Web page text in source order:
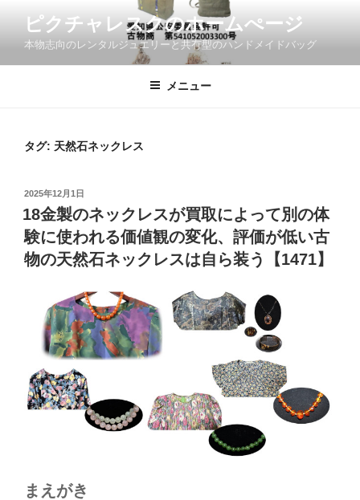
ン
ピクチャレスクのホームぺージ
本物志向のレンタルジュエリーと共有型のハンドメイドバッグ
メニュー
タグ: 天然石ネックレス
投
稿
日:
2025年12月1日
18金製のネックレスが買取によって別の体
験に使われる価値観の変化、評価が低い古
物の天然石ネックレスは自ら装う【1471】
まえがき